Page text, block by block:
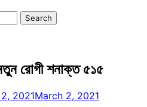
রোগী শনাক্ত ৫১৫
2021March 2, 2021